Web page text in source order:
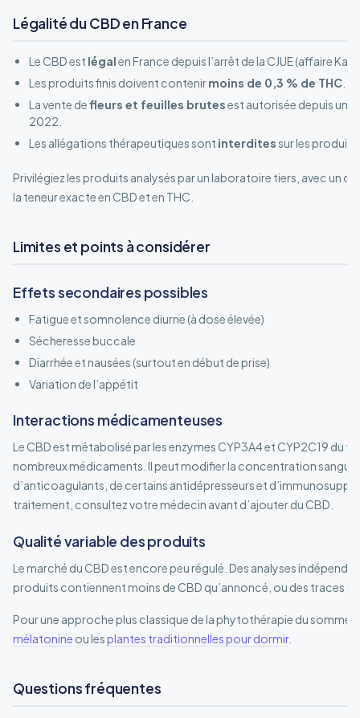
Légalité du CBD en France
Le CBD est légalen France depuis l’arrêt de la CJUE (affaire
Les produits finis doivent contenirmoins de 0,3 % de THC
La vente defleurs et feuilles brutesest autorisée depuis une
2022.
Les allégations thérapeutiques sont interditessur les produits.
Privilégiez les produits analysés par un laboratoire tiers, avec un
la teneur exacte en CBD et en THC.
Limites et points à considérer
Effets secondaires possibles
Fatigue et somnolence diurne (à dose élevée)
Sécheresse buccale
Diarrhée et nausées (surtout en début de prise)
Variation de l’appétit
Interactions médicamenteuses
Le CBD est métabolisé par les enzymes CYP3A4 et CYP2C19 du
nombreux médicaments. Il peut modifier la concentration
d’anticoagulants, de certains antidépresseurs et
traitement, consultez votre médecin avant d’ajouter du CBD.
Qualité variable des produits
Le marché du CBD est encore peu régulé. Des analyses
produits contiennent moins de CBD qu’annoncé, ou des traces de
Pour une approche plus classique de la phytothérapie du
mélatonine ou lesplantes traditionnelles pour dormir.
Questions fréquentes